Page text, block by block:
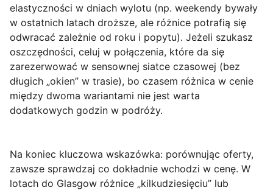
elastyczności w dniach wylotu (np. weekendy bywały
w ostatnich latach droższe, ale różnice potrafią się
odwracać zależnie od roku i popytu). Jeżeli szukasz
oszczędności, celuj w połączenia, które da się
zarezerwować w sensownej siatce czasowej (bez
długich „okien” w trasie), bo czasem różnica w cenie
między dwoma wariantami nie jest warta
dodatkowych godzin w podróży.
Na koniec kluczowa wskazówka: porównując oferty,
zawsze sprawdzaj co dokładnie wchodzi w cenę. W
lotach do Glasgow różnice „kilkudziesięciu” lub